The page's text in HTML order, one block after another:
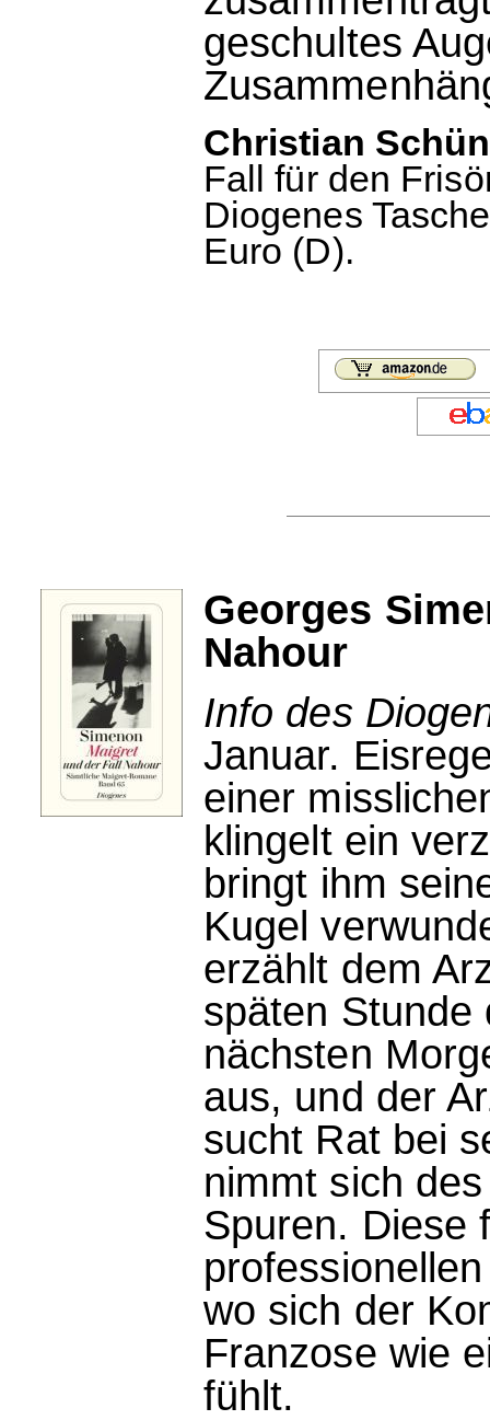
geschultes
Christian
Fall für den
Diogenes
Euro (D).
Georges
Nahour
Info des
Januar.
einer
klingelt ein
bringt ihm
Kugel
erzählt dem
späten Stunde
nächsten
aus, und der
sucht Rat bei
nimmt sich
Spuren. Diese
wo sich der
Franzose wie
fühlt.